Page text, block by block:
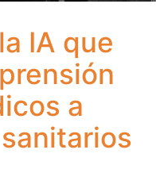
y pacientes
IA que
a